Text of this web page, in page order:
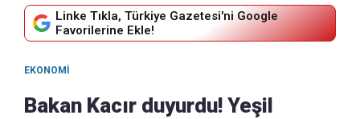
Linke Tıkla, Türkiye Gazetesi'ni Google
Favorilerine Ekle!
EKONOMI
Bakan Kacır duyurdu! Yeşil